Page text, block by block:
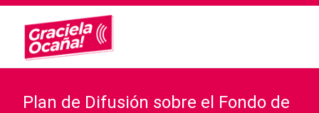
Plan de Difusión sobre el Fondo de